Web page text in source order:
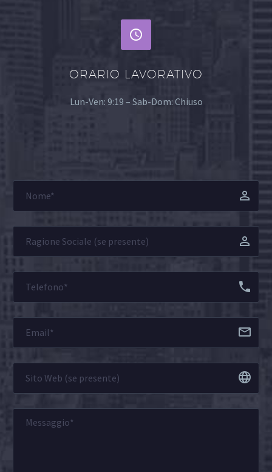


ORARIO LAVORATIVO
Lun-Ven: 9:19 – Sab-Dom: Chiuso